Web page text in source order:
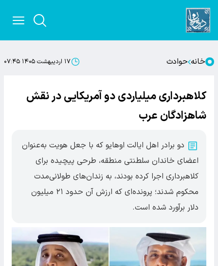
خانه حوادث ۱۷ اردیبهشت ۱۴۰۵ ۰۷:۴۵
کلاهبرداری میلیاردی دو آمریکایی در نقش
شاهزادگان عرب
دو برادر اهل ایالت اوهایو که با جعل هویت به‌عنوان
اعضای خاندان سلطنتی منطقه، طرحی پیچیده برای
کلاهبرداری اجرا کرده بودند، به زندان‌های طولانی‌مدت
محکوم شدند؛ پرونده‌ای که ارزش آن حدود ۲۱ میلیون
دلار برآورد شده است.